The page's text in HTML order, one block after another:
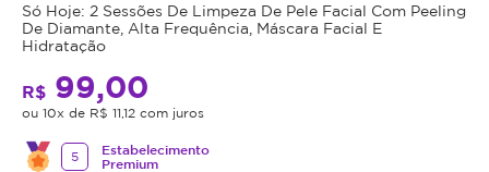
Só Hoje: 2 Sessões De Limpeza De Pele Facial Com Peeling
De Diamante, Alta Frequência, Máscara Facial E
Hidratação
R$ 99,00
ou 10x de R$ 11,12 com juros
5
Estabelecimento
Premium